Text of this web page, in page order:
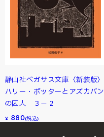
静山社ペガサス文庫〈新装版〉
ハリー・ポッターとアズカバン
の囚人 ３－２
¥ 880(税込)